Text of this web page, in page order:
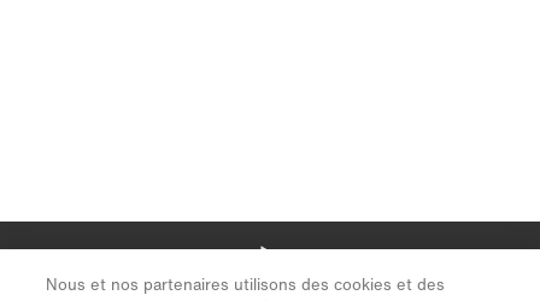
Nous et nos partenaires utilisons des cookies et des